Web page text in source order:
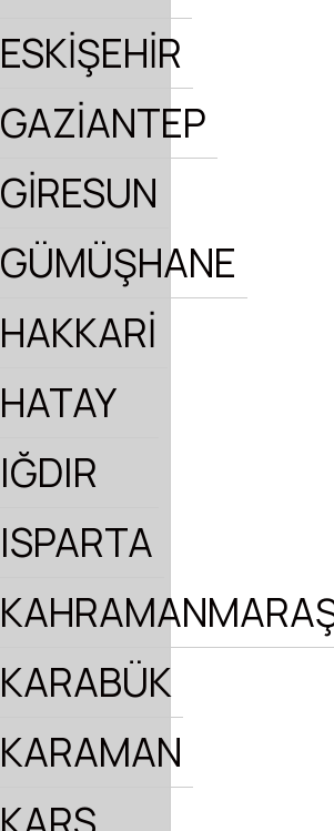
ESKİŞEHİR
GAZİANTEP
GİRESUN
GÜMÜŞHANE
HAKKARİ
HATAY
IĞDIR
ISPARTA
KARABÜK
KARAMAN